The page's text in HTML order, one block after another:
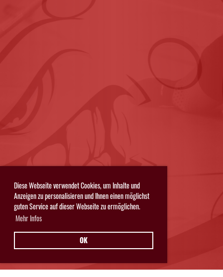
Diese Webseite verwendet Cookies, um Inhalte und
Anzeigen zu personalisieren und Ihnen einen möglichst
guten Service auf dieser Webseite zu ermöglichen.
Mehr Infos
OK